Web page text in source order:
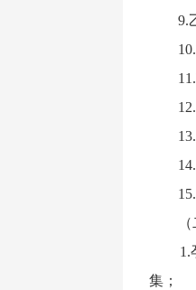
9.乙
10.
11.
12.
13.
14.
15.
（
1.孕
集；